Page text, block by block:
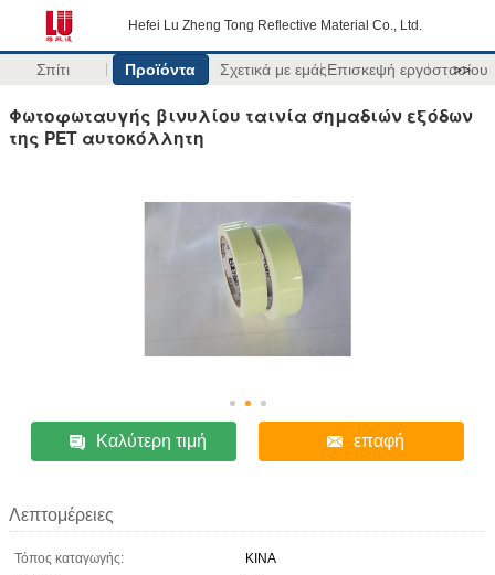
Hefei Lu Zheng Tong Reflective Material Co., Ltd.
Σπίτι Προϊόντα Σχετικά με εμάςΕπισκεψή εργοστασίου
>>
Φωτοφωταυγής βινυλίου ταινία σημαδιών εξόδων
της PET αυτοκόλλητη
Καλύτερη τιμή επαφή
Λεπτομέρειες
Τόπος καταγωγής:
ΚΙΝΑ